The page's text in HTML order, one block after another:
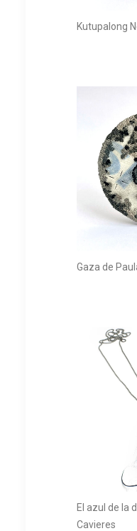
Kutupalong
Gaza de
El azul de la
Cavieres